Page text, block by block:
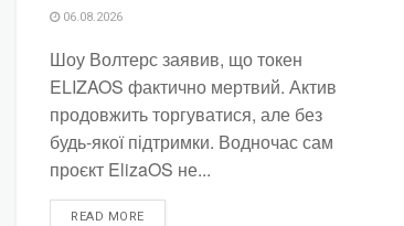
06.08.2026
Шоу Волтерс заявив, що токен
ELIZAOS фактично мертвий. Актив
продовжить торгуватися, але без
будь-якої підтримки. Водночас сам
проєкт ElizaOS не...
READ MOREDETAILS